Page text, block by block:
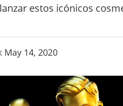
estos icónicos
May 14, 2020